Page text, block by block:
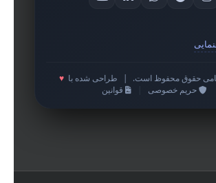
طراحی شده با ♥
حریم خصوصی
قوانین